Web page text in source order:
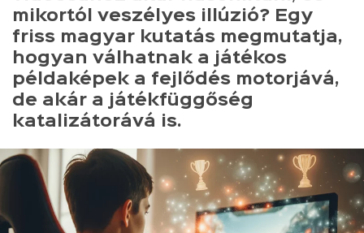
mikortól veszélyes illúzió? Egy
friss magyar kutatás megmutatja,
hogyan válhatnak a játékos
példaképek a fejlődés motorjává,
de akár a játékfüggőség
katalizátorává is.